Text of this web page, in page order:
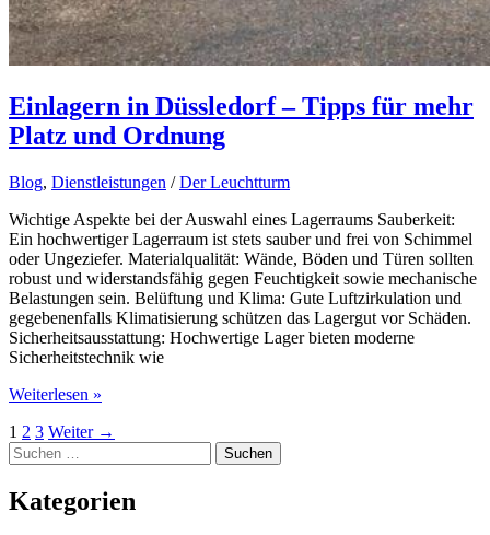
Einlagern in Düssledorf – Tipps für mehr
Platz und Ordnung
Blog, Dienstleistungen /Der Leuchtturm
Wichtige Aspekte bei der Auswahl eines Lagerraums Sauberkeit:
Ein hochwertiger Lagerraum ist stets sauber und frei von Schimmel
oder Ungeziefer. Materialqualität: Wände, Böden und Türen sollten
robust und widerstandsfähig gegen Feuchtigkeit sowie mechanische
Belastungen sein. Belüftung und Klima: Gute Luftzirkulation und
gegebenenfalls Klimatisierung schützen das Lagergut vor Schäden.
Sicherheitsausstattung: Hochwertige Lager bieten moderne
Sicherheitstechnik wie
Einlagern
Düssledorf
–
für
mehr
Weiterlesen »
1 2 3 Weiter →
Suchen
nach:
Kategorien